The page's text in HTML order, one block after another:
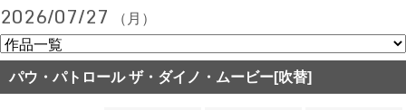
2026/07/27 （月）
パウ・パトロール ザ・ダイノ・ムービー[吹替]